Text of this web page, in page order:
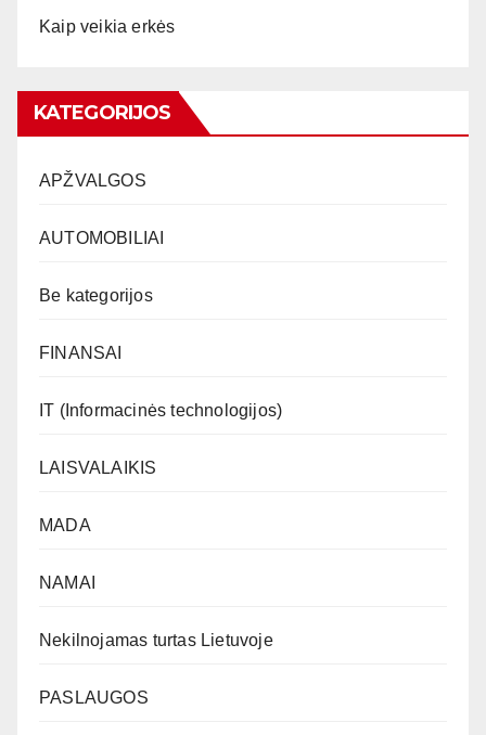
Kaip veikia erkės
KATEGORIJOS
APŽVALGOS
AUTOMOBILIAI
Be kategorijos
FINANSAI
IT (Informacinės technologijos)
LAISVALAIKIS
MADA
NAMAI
Nekilnojamas turtas Lietuvoje
PASLAUGOS